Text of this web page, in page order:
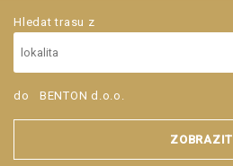
Hledat trasu z
do BENTON d.o.o.
ZOBRAZIT